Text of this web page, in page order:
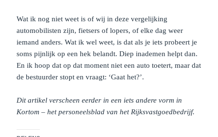
Wat ik nog niet weet is of wij in deze vergelijking
automobilisten zijn, fietsers of lopers, of elke dag weer
iemand anders. Wat ik wel weet, is dat als je iets probeert je
soms pijnlijk op een hek belandt. Diep inademen helpt dan.
En ik hoop dat op dat moment niet een auto toetert, maar dat
de bestuurder stopt en vraagt: ‘Gaat het?’.
Dit artikel verscheen eerder in een iets andere vorm in
Kortom – het personeelsblad van het Rijksvastgoedbedrijf.